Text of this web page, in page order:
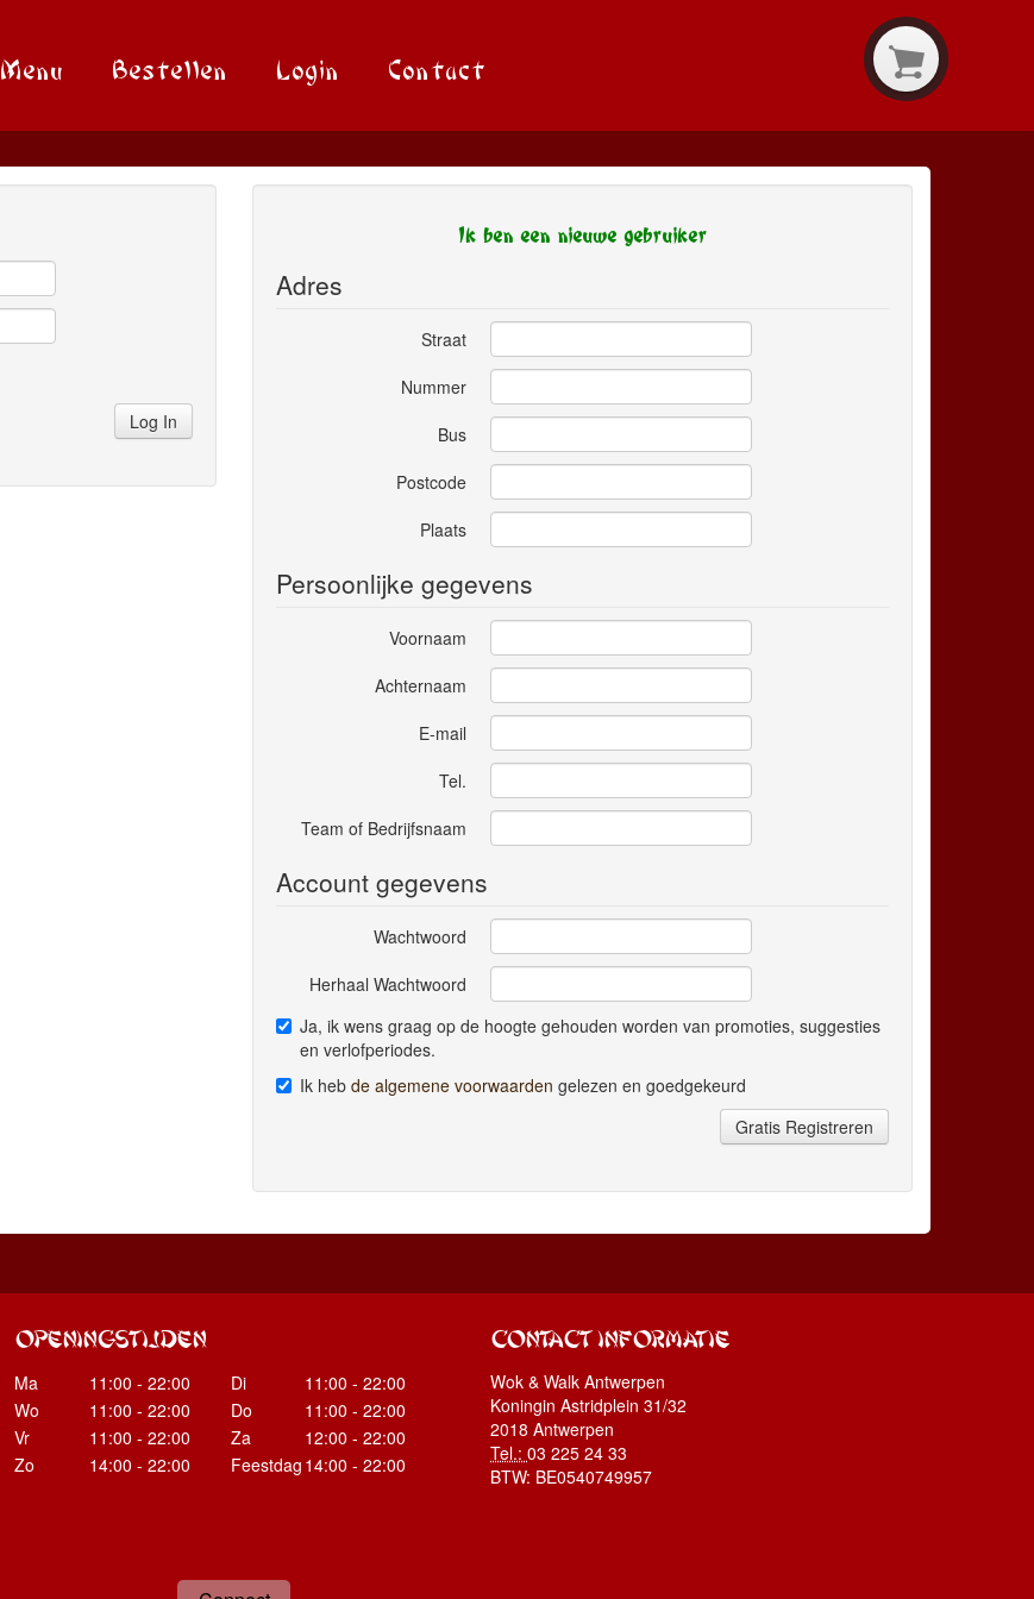
Menu Bestellen Login Contact
Log In
Ik ben een nieuwe gebruiker
Adres
Straat
Nummer
Bus
Postcode
Plaats
Persoonlijke gegevens
Voornaam
Achternaam
E-mail
Tel.
Team of Bedrijfsnaam
Account gegevens
Wachtwoord
Herhaal Wachtwoord
Ja, ik wens graag op de hoogte gehouden worden van promoties, suggesties
en verlofperiodes.
Ik heb de algemene voorwaarden gelezen en goedgekeurd
Gratis Registreren
OPENINGSTIJDEN
Ma 11:00 - 22:00 Di
11:00 - 22:00
Wo
11:00 - 22:00 Do
11:00 - 22:00
Vr
11:00 - 22:00 Za
12:00 - 22:00
Zo
14:00 - 22:00 Feestdag 14:00 - 22:00
CONTACT INFORMATIE
Wok & Walk Antwerpen
Koningin Astridplein 31/32
2018 Antwerpen
Tel.: 03 225 24 33
BTW: BE0540749957